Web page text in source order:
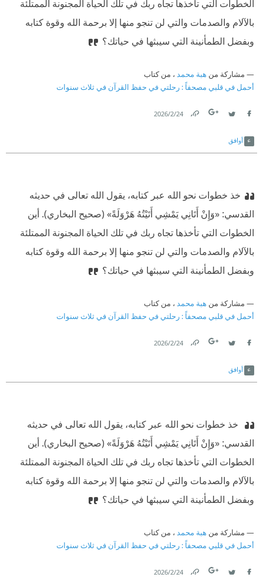
الخطوات التي تأخذها تجاه ربك في تلك الحياة المجنونة الممتلئة
بالآلام والصدمات والتي لن تنجو منها إلا برحمة الله وقوة كتابه
وبفضل الطمأنينة التي سيبثها في حياتك؟
مشاركة من هبة محمد ، من كتاب
أحمل في قلبي مصحفاً : رحلتي في حفظ القرآن في ثلاث سنوات
24‏/2‏/2026
أوافق
خذ خطوات نحو الله عبر كتابه، يقول الله تعالى في حديثه
القدسي: «وَإِنْ أَتَانِي يَمْشِي أَتَيْتُهُ هَرْوَلَةً» (صحيح البخاري). أين
الخطوات التي تأخذها تجاه ربك في تلك الحياة المجنونة الممتلئة
بالآلام والصدمات والتي لن تنجو منها إلا برحمة الله وقوة كتابه
وبفضل الطمأنينة التي سيبثها في حياتك؟
مشاركة من هبة محمد ، من كتاب
أحمل في قلبي مصحفاً : رحلتي في حفظ القرآن في ثلاث سنوات
24‏/2‏/2026
أوافق
‫ خذ خطوات نحو الله عبر كتابه، يقول الله تعالى في حديثه
القدسي: «وَإِنْ أَتَانِي يَمْشِي أَتَيْتُهُ هَرْوَلَةً» (صحيح البخاري). أين
الخطوات التي تأخذها تجاه ربك في تلك الحياة المجنونة الممتلئة
بالآلام والصدمات والتي لن تنجو منها إلا برحمة الله وقوة كتابه
وبفضل الطمأنينة التي سيبثها في حياتك؟
مشاركة من هبة محمد ، من كتاب
أحمل في قلبي مصحفاً : رحلتي في حفظ القرآن في ثلاث سنوات
24‏/2‏/2026